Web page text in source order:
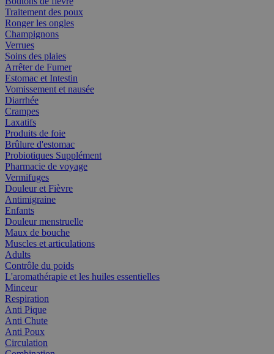
Traitement des poux
Ronger les ongles
Champignons
Verrues
Soins des plaies
Arrêter de Fumer
Estomac et Intestin
Vomissement et nausée
Diarrhée
Crampes
Laxatifs
Produits de foie
Brûlure d'estomac
Probiotiques Supplément
Pharmacie de voyage
Vermifuges
Douleur et Fièvre
Antimigraine
Enfants
Douleur menstruelle
Maux de bouche
Muscles et articulations
Adults
Contrôle du poids
L'aromathérapie et les huiles essentielles
Minceur
Respiration
Anti Pique
Anti Chute
Anti Poux
Circulation